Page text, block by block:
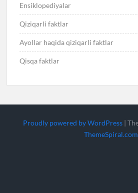
Ensiklopediyalar
Qiziqarli faktlar
Ayollar haqida qiziqarli faktlar
Qisqa faktlar
Proudly powered by WordPress |
ThemeSpiral.com